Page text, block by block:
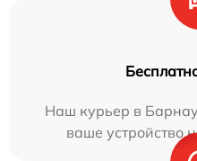
Наш курьер в
ваше устройство